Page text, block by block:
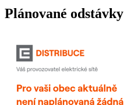
Plánované odstávky